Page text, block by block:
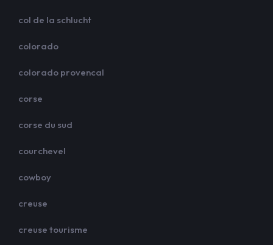
col de la schlucht
colorado
colorado provencal
corse
corse du sud
courchevel
cowboy
creuse
creuse tourisme